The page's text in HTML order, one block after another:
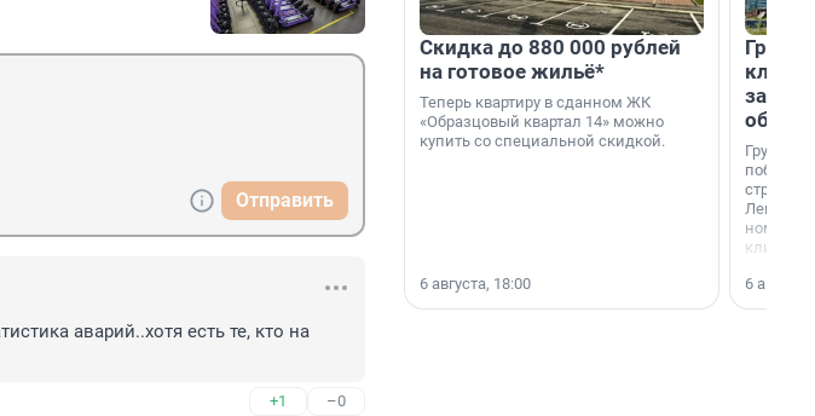
Отправить
аварий..хотя есть те, кто на
+1 –0
Скидка до 880 000 рублей
на готовое жильё*
Теперь квартиру в сданном ЖК
«Образцовый квартал 14» можно
купить со специальной скидкой.
6 августа, 18:00
Группа
области».
6